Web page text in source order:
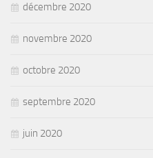
décembre 2020
novembre 2020
octobre 2020
septembre 2020
juin 2020